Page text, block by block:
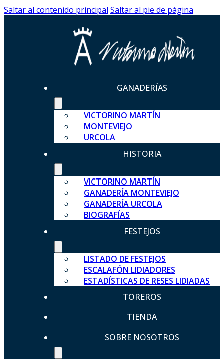
Saltar al contenido principal Saltar al pie de página
GANADERÍAS
VICTORINO MARTÍN
MONTEVIEJO
URCOLA
HISTORIA
VICTORINO MARTÍN
GANADERÍA MONTEVIEJO
GANADERÍA URCOLA
BIOGRAFÍAS
FESTEJOS
LISTADO DE FESTEJOS
ESCALAFÓN LIDIADORES
ESTADÍSTICAS DE RESES LIDIADAS
TOREROS
TIENDA
SOBRE NOSOTROS